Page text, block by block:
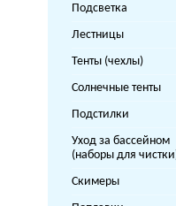
Подсветка
Лестницы
Тенты (чехлы)
Солнечные тенты
Подстилки
Уход за бассейном
(наборы для
Скимеры